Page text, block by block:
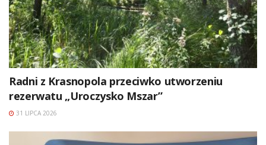
Radni z Krasnopola przeciwko utworzeniu
rezerwatu „Uroczysko Mszar”
31 LIPCA 2026